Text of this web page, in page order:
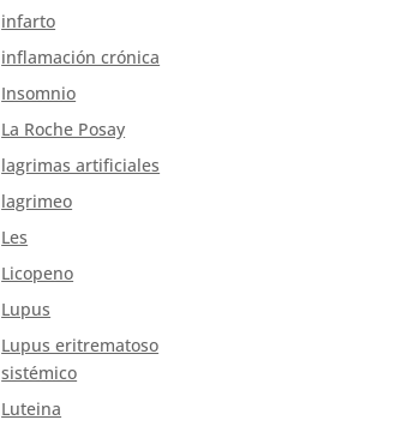
infarto
inflamación crónica
Insomnio
La Roche Posay
lagrimas artificiales
lagrimeo
Les
Licopeno
Lupus
Lupus eritrematoso
sistémico
Luteina